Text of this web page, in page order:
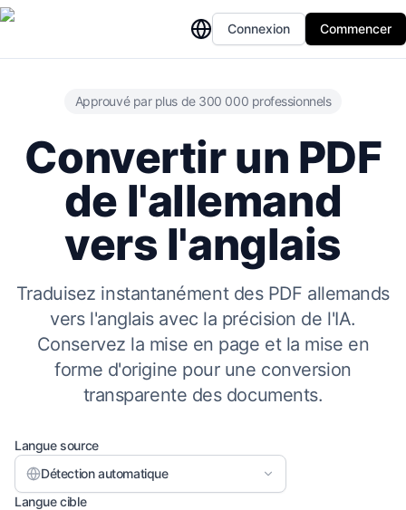
Connexion Commencer
Approuvé par plus de 300 000 professionnels
Convertir un PDF
de l'allemand
vers l'anglais
Traduisez instantanément des PDF allemands
vers l'anglais avec la précision de l'IA.
Conservez la mise en page et la mise en
forme d'origine pour une conversion
transparente des documents.
Langue source
Détection automatique
Langue cible